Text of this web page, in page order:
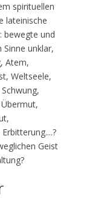
spirituellen
lateinische
bewegte und
unklar,
Atem,
Weltseele,
Geist